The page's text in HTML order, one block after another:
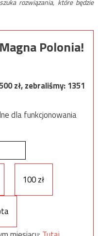
rozwiązania, które będzie
Polonia!
zł, zebraliśmy:1351
dla funkcjonowania
100 zł